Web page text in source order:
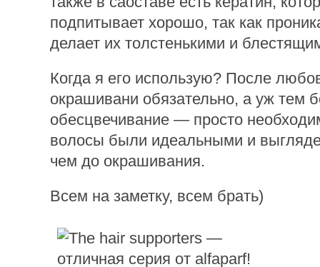
подпитывает хорошо, так как
делает их толстенькими и
Когда я его использую? После
окрашивани обязательно, а уж тем
обесцвечивание — просто
волосы были идеальными и
чем до окрашивания.
Всем на заметку, всем брать)